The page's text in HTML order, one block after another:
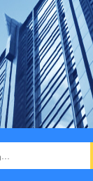
线电导仪